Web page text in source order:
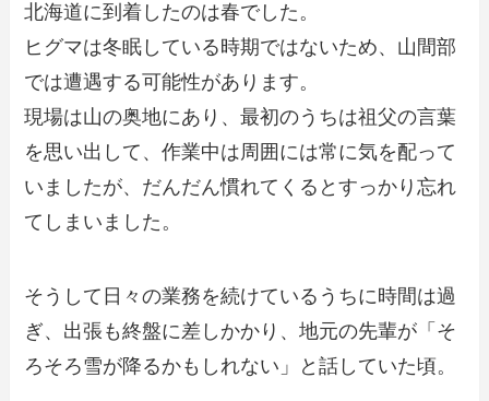
北海道に到着したのは春でした。
ヒグマは冬眠している時期ではないため、山間部
では遭遇する可能性があります。
現場は山の奥地にあり、最初のうちは祖父の言葉
を思い出して、作業中は周囲には常に気を配って
いましたが、だんだん慣れてくるとすっかり忘れ
てしまいました。
そうして日々の業務を続けているうちに時間は過
ぎ、出張も終盤に差しかかり、地元の先輩が「そ
ろそろ雪が降るかもしれない」と話していた頃。